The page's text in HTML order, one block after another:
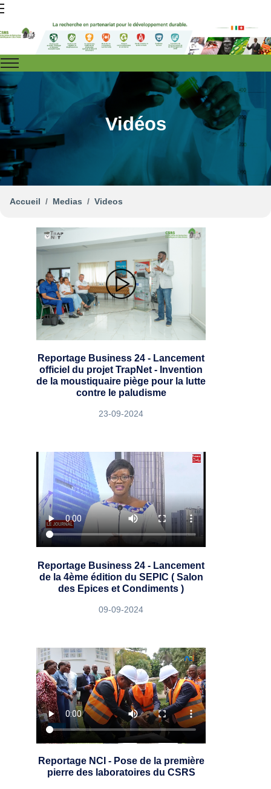
Vidéos
Accueil Medias Videos
Reportage Business 24 - Lancement
officiel du projet TrapNet - Invention
de la moustiquaire piège pour la lutte
contre le paludisme
23-09-2024
Reportage Business 24 - Lancement
de la 4ème édition du SEPIC ( Salon
des Epices et Condiments )
09-09-2024
Reportage NCI - Pose de la première
pierre des laboratoires du CSRS